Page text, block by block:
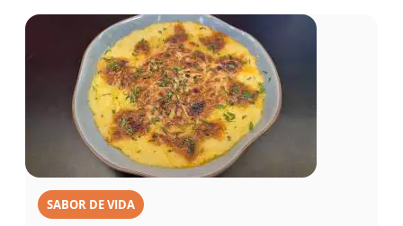
SABOR DE VIDA